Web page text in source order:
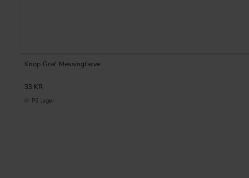
Knop Graf Messingfarve
33 KR
På lager